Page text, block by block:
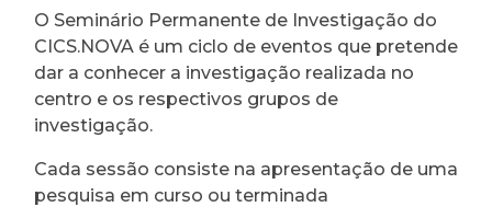
O Seminário Permanente de Investigação do
CICS.NOVA é um ciclo de eventos que pretende
dar a conhecer a investigação realizada no
centro e os respectivos grupos de
investigação.
Cada sessão consiste na apresentação de uma
pesquisa em curso ou terminada